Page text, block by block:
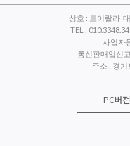
상호 : 토이랄라
TEL :
사업자
통신판매업신
주소 : 경
PC버전